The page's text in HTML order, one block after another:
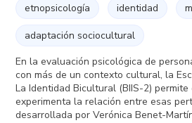
etnopsicología identidad
adaptación sociocultural
En la evaluación psicológica de
con más de un contexto cultural, la
La Identidad Bicultural (BIIS-2)
experimenta la relación entre esas
desarrollada por Verónica Benet-